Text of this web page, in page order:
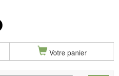
Votre panier